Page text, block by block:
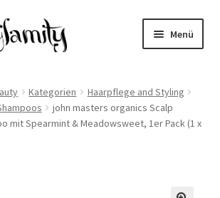
Menü
(EU)
Kategorien
Haarpflege and Styling
john masters organics Scalp
mit Spearmint & Meadowsweet, 1er Pack (1 x